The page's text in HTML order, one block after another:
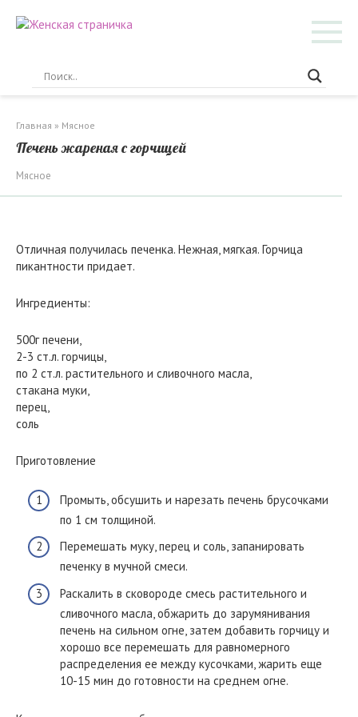
Главная » Мясное
Печень жареная с горчицей
Мясное
Отличная получилась печенка. Нежная, мягкая. Горчица
пикантности придает.
Ингредиенты:
500г печени,
2-3 ст.л. горчицы,
по 2 ст.л. растительного и сливочного масла,
стакана муки,
перец,
соль
Приготовление
Промыть, обсушить и нарезать печень брусочками
по 1 см толщиной.
Перемешать муку, перец и соль, запанировать
печенку в мучной смеси.
Раскалить в сковороде смесь растительного и
сливочного масла, обжарить до зарумянивания
печень на сильном огне, затем добавить горчицу и
хорошо все перемешать для равномерного
распределения ее между кусочками, жарить еще
10-15 мин до готовности на среднем огне.